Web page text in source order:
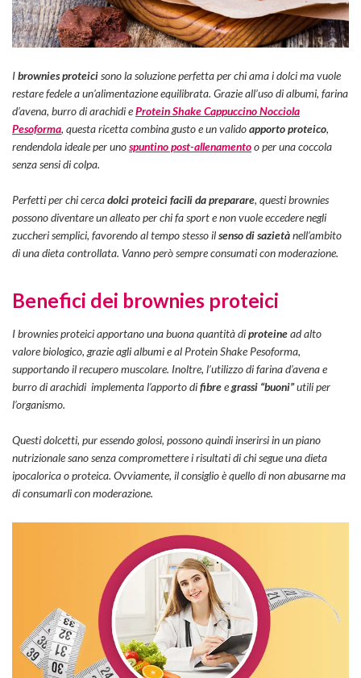
Ibrownies proteicisono la soluzione perfetta per chi ama i dolci ma vuole
restare fedele a un’alimentazione equilibrata. Grazie all’uso di albumi, farina
d’avena, burro di arachidi eProtein Shake Cappuccino Nocciola
Pesoforma, questa ricetta combina gusto e un validoapporto proteico,
rendendola ideale per unospuntino post-allenamentoo per una coccola
senza sensi di colpa.
Perfetti per chi cercadolci proteici facili da preparare, questi brownies
possono diventare un alleato perchi fa sport e non vuole eccedere negli
zuccheri semplici, favorendo al tempo stessoilsenso di sazietànell’ambito
di una dieta controllata. Vanno però sempre consumati con moderazione.
Benefici dei brownies proteici
I brownies proteici apportano una buona quantità diproteinead alto
valore biologico, grazie agli albumi e al Protein Shake Pesoforma,
supportando il recupero muscolare. Inoltre, l’utilizzo di farina d’avena e
burro di arachidi implementa l’apporto difibreegrassi “buoni”utili per
l’organismo.
Questi dolcetti, pur essendo golosi, possono quindi inserirsi in un piano
nutrizionale sano senza compromettere i risultati di chi segue una dieta
ipocalorica o proteica. Ovviamente, il consiglio è quello di non abusarne ma
di consumarli con moderazione.